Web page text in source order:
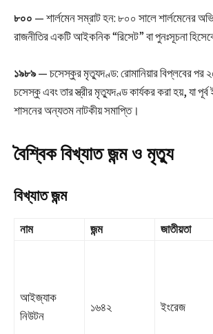
৮০০ — শার্লমেন সম্রাট হন: ৮০০ সালে শার্লমেনের
রাজনীতির একটি আইকনিক “রিসেট” বা পুনঃসূচনা
১৯৮৯— চসেস্কুর মৃত্যুদণ্ড: রোমানিয়ার বিপ্লবের পর
চসেস্কু এবং তার স্ত্রীর মৃত্যুদণ্ড কার্যকর করা হয়, যা
শাসনের অন্যতম নাটকীয় সমাপ্তি।
বৈশ্বিক বিখ্যাত জন্ম ও মৃত্যু
বিখ্যাত জন্ম
নাম জন্ম জাতীয়তা
আইজ্যাক
নিউটন
১৬৪২ ইংরেজ